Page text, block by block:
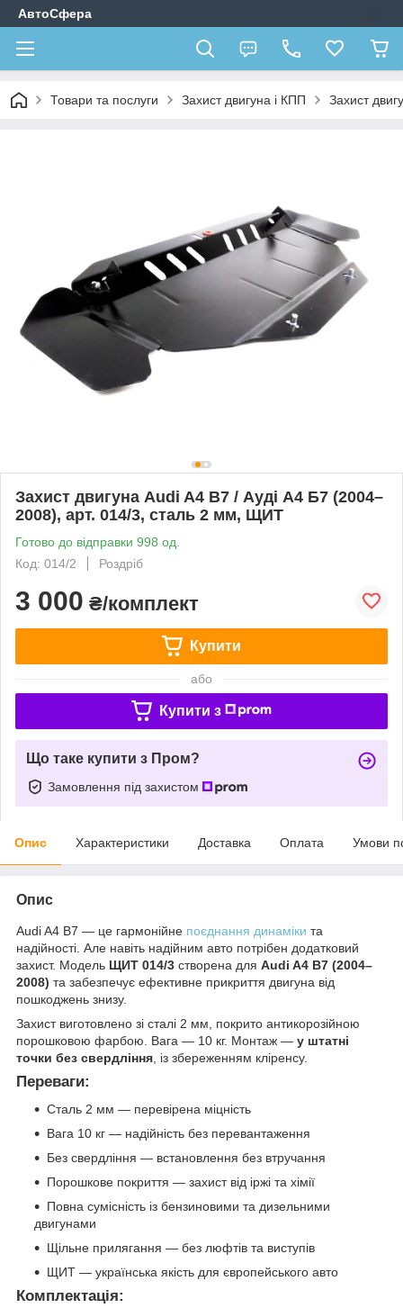
АвтоСфера
Товари та послуги Захист двигуна і КПП Захист
Захист двигуна Audi A4 B7 / Ауді А4 Б7 (2004–
2008), арт. 014/3, сталь 2 мм, ЩИТ
Готово до відправки 998 од.
Код: 014/2
Роздріб
3 000 ₴/комплект
Купити
або
Купити з
Що таке купити з Пром?
Замовлення під захистом
Опис Характеристики Доставка Оплата Умови
Опис
Audi A4 B7 — це гармонійне поєднання динаміки та
надійності. Але навіть надійним авто потрібен додатковий
захист. Модель ЩИТ 014/3 створена для Audi A4 B7 (2004–
2008) та забезпечує ефективне прикриття двигуна від
пошкоджень знизу.
Захист виготовлено зі сталі 2 мм, покрито антикорозійною
порошковою фарбою. Вага — 10 кг. Монтаж — у штатні
точки без свердління , із збереженням кліренсу.
Переваги:
Сталь 2 мм — перевірена міцність
Вага 10 кг — надійність без перевантаження
Без свердління — встановлення без втручання
Порошкове покриття — захист від іржі та хімії
Повна сумісність із бензиновими та дизельними
двигунами
Щільне прилягання — без люфтів та виступів
ЩИТ — українська якість для європейського авто
Комплектація: